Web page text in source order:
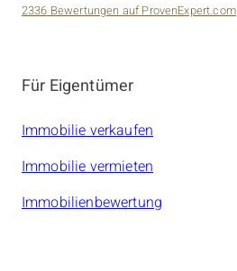
2336 Bewertungen auf ProvenExpert.com
Für Eigentümer
Immobilie verkaufen
Immobilie vermieten
Immobilienbewertung